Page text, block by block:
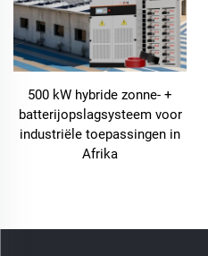
500 kW hybride zonne- +
batterijopslagsysteem voor
industriële toepassingen in
Afrika